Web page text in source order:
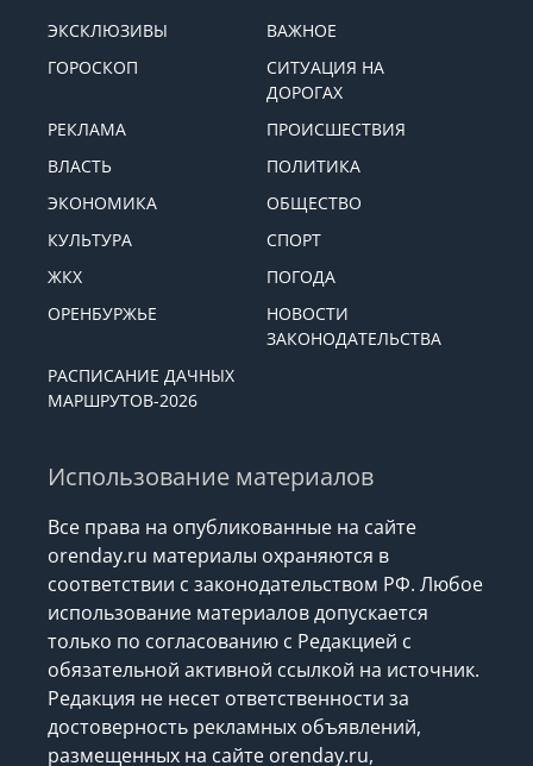
АРХИВ
СПРАВОЧНИК
ЭКСКЛЮЗИВЫ
ВАЖНОЕ
ДОРОГАХ
РЕКЛАМА
ПРОИСШЕСТВИЯ
ВЛАСТЬ
ПОЛИТИКА
ЭКОНОМИКА
ОБЩЕСТВО
КУЛЬТУРА
СПОРТ
ЖКХ
ПОГОДА
Использование материалов
Все права на опубликованные на сайте
orenday.ru материалы охраняются в
соответствии с законодательством РФ. Любое
использование материалов допускается
только по согласованию с Редакцией с
обязательной активной ссылкой на источник.
Редакция не несет ответственности за